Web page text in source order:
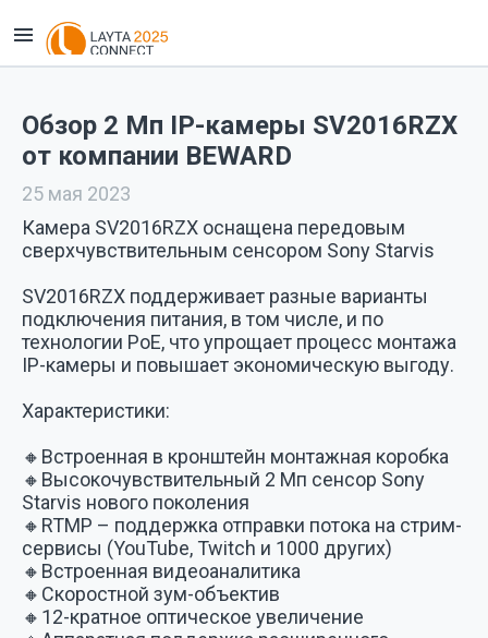
Обзор 2 Мп IP-камеры SV2016RZX
от компании BEWARD
25 мая 2023
Камера SV2016RZX оснащена передовым
сверхчувствительным сенсором Sony Starvis
SV2016RZX поддерживает разные варианты
подключения питания, в том числе, и по
технологии PoE, что упрощает процесс монтажа
IP-камеры и повышает экономическую выгоду.
Характеристики:
🔸Встроенная в кронштейн монтажная коробка
🔸Высокочувствительный 2 Мп сенсор Sony
Starvis нового поколения
🔸RTMP – поддержка отправки потока на стрим-
сервисы (YouTube, Twitch и 1000 других)
🔸Встроенная видеоаналитика
🔸Скоростной зум-объектив
🔸12-кратное оптическое увеличение